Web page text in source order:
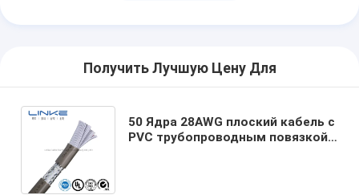
Получить Лучшую Цену Для
50 Ядра 28AWG плоский кабель с
PVC трубопроводным повязкой